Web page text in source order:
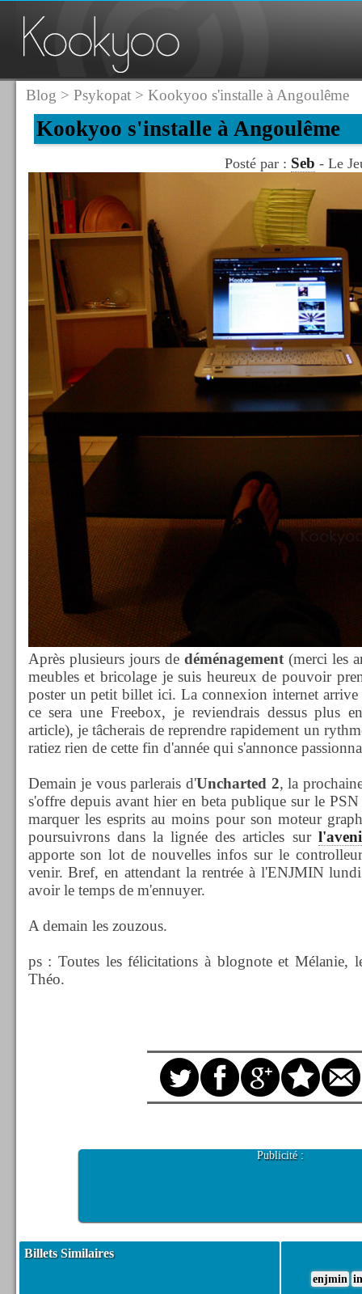
Blog > Psykopat> Kookyoo s'installe à Angoulême
Kookyoo s'installe à Angoulême
Posté par : Seb - Le
Après plusieurs jours de déménagement(merci les
meubles et bricolage je suis heureux de pouvoir
poster un petit billet ici. La connexion internet arrive
ce sera une Freebox, je reviendrais dessus plus
article), je tâcherais de reprendre rapidement un
ratiez rien de cette fin d'année qui s'annonce
Demain je vous parlerais d'Uncharted 2, la
s'offre depuis avant hier en beta publique sur le
marquer les esprits au moins pour son moteur
poursuivrons dans la lignée des articles sur
apporte son lot de nouvelles infos sur le
venir. Bref, en attendant la rentrée à l'ENJMIN
avoir le temps de m'ennuyer.
A demain les zouzous.
ps : Toutes les félicitations à blognote et Mélanie,
Théo.
Publicité :
Billets Similaires
enjmin